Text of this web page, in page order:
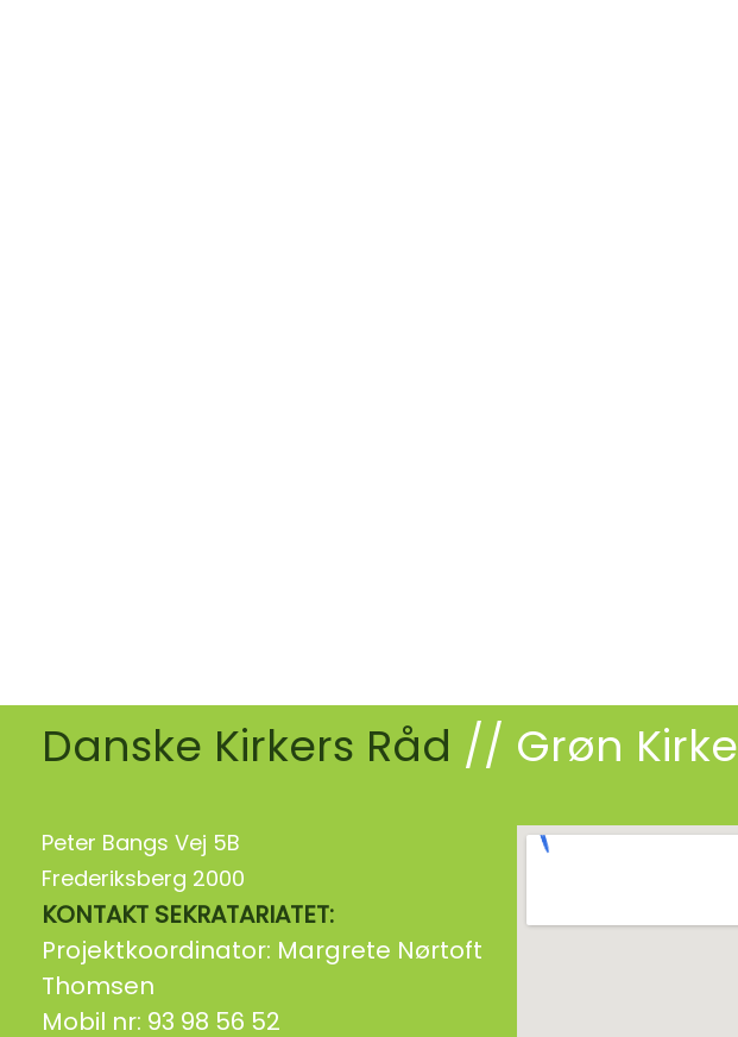
Danske Kirkers Råd // Grøn Kirke
Peter Bangs Vej 5B
Frederiksberg 2000
KONTAKT SEKRATARIATET:
Projektkoordinator: Margrete Nørtoft
Thomsen
Mobil nr: 93 98 56 52